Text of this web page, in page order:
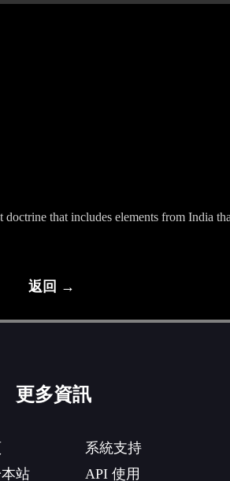
doctrine that includes elements from India
返回 →
更多資訊
站
系統支持
API 使用